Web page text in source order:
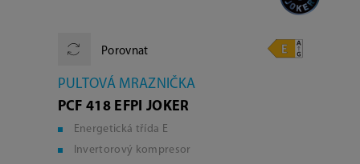
Porovnat
PULTOVÁ MRAZNIČKA
PCF 418 EFPI JOKER
Energetická třída E
Invertorový kompresor